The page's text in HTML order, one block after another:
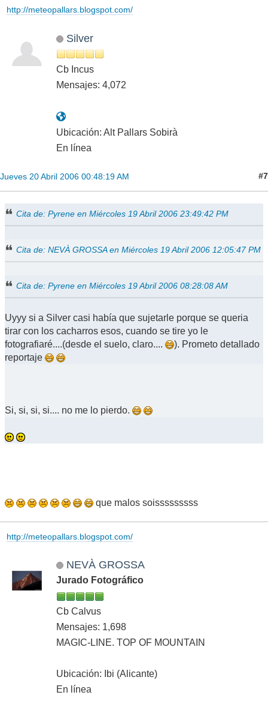
http://meteopallars.blogspot.com/
Silver
Cb Incus
Mensajes: 4,072
Ubicación: Alt Pallars Sobirà
En línea
Jueves 20 Abril 2006 00:48:19 AM #7
Cita de: Pyrene en Miércoles 19 Abril 2006 23:49:42 PM
Cita de: NEVÀ GROSSA en Miércoles 19 Abril 2006 12:05:47 PM
Cita de: Pyrene en Miércoles 19 Abril 2006 08:28:08 AM
Uyyy si a Silver casi había que sujetarle porque se queria
tirar con los cacharros esos, cuando se tire yo le
fotografiaré....(desde el suelo, claro....
). Prometo detallado
reportaje
Si, si, si, si.... no me lo pierdo.
que malos soisssssssss
http://meteopallars.blogspot.com/
NEVÀ GROSSA
Jurado Fotográfico
Cb Calvus
Mensajes: 1,698
MAGIC-LINE. TOP OF MOUNTAIN
Ubicación: Ibi (Alicante)
En línea